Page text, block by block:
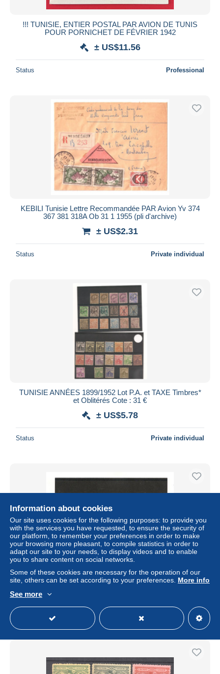
!!! TUNISIE, ENTIER POSTAL PAR AVION DE TUNIS
POUR PORNICHET DE FÉVRIER 1942
± US$11.56
Status Professional
KEBILI Tunisie Lettre Recommandée PAR Avion Yv 374
367 381 318A Ob 31 1 1955 (pli d'archive)
± US$2.31
Status Private individual
TUNISIE ANNÉES 1899/1952 Lot P.A. et TAXE Timbres*
et Oblitérés Cote : 31 €
± US$5.78
Status Private individual
1954 P.A.N° Y/T : 21 **
Private individual
Information about cookies
Our site uses cookies for the following purposes: to provide you
with the services you have requested, to ensure the security of
our platform, to remember your preferences in order to make
your browsing more pleasant, to compile statistics in order to
adapt our site to your needs, to display videos and to enable
you to share content on social networks.
Some of these cookies are necessary for the operation of our
site, others can be set according to your preferences. More info
See more